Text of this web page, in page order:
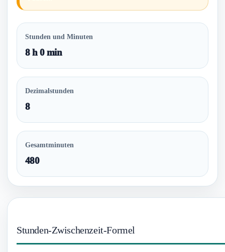
Stunden und Minuten
8 h 0 min
Dezimalstunden
8
Gesamtminuten
480
Stunden-Zwischenzeit-Formel